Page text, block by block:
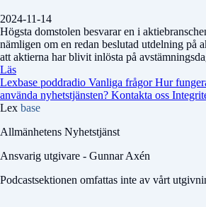
2024-11-14
Högsta domstolen besvarar en i
nämligen om en redan beslutad utdelning på
att aktierna har blivit inlösta på
Läs
Lexbase poddradio Vanliga frågorHur
använda nyhetstjänsten? Kontakta oss
Lex base
Allmänhetens Nyhetstjänst
Ansvarig utgivare - Gunnar Axén
Podcastsektionen omfattas inte av vårt